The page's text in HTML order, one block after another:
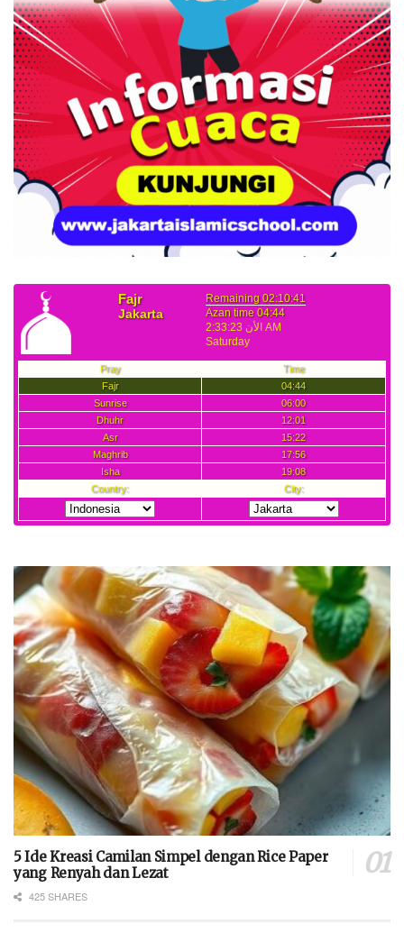
5 Ide Kreasi Camilan Simpel dengan Rice Paper
yang Renyah dan Lezat
425 SHARES